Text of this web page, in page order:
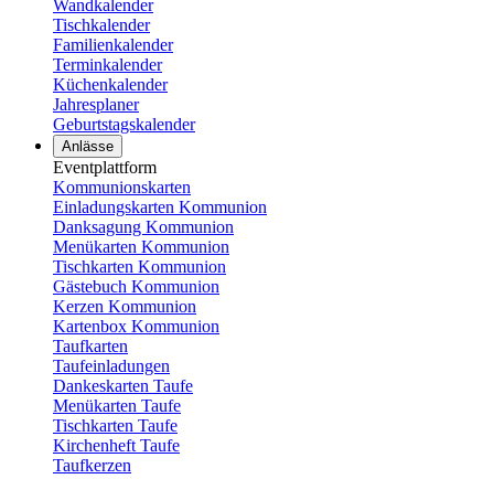
Wandkalender
Tischkalender
Familienkalender
Terminkalender
Küchenkalender
Jahresplaner
Geburtstagskalender
Anlässe
Eventplattform
Kommunionskarten
Einladungskarten Kommunion
Danksagung Kommunion
Menükarten Kommunion
Tischkarten Kommunion
Gästebuch Kommunion
Kerzen Kommunion
Kartenbox Kommunion
Taufkarten
Taufeinladungen
Dankeskarten Taufe
Menükarten Taufe
Tischkarten Taufe
Kirchenheft Taufe
Taufkerzen